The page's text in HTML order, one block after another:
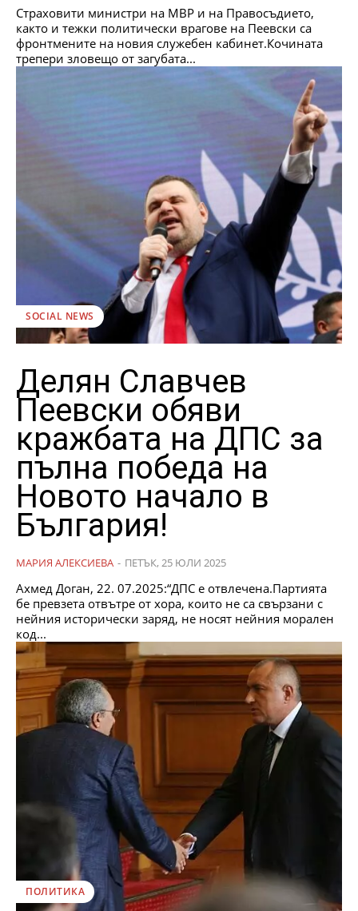
Страховити министри на МВР и на Правосъдието,
както и тежки политически врагове на Пеевски са
фронтмените на новия служебен кабинет.Кочината
трепери зловещо от загубата...
SOCIAL NEWS
Делян Славчев
Пеевски обяви
кражбата на ДПС за
пълна победа на
Новото начало в
България!
МАРИЯ АЛЕКСИЕВА - ПЕТЪК, 25 ЮЛИ 2025
Ахмед Доган, 22. 07.2025:“ДПС е отвлечена.Партията
бе превзета отвътре от хора, които не са свързани с
нейния исторически заряд, не носят нейния морален
код...
ПОЛИТИКА